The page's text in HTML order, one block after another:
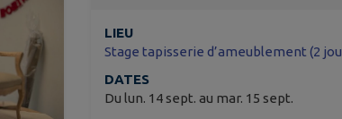
LIEU
Stage tapisserie d’ameublement (2
DATES
Du lun. 14 sept. au mar. 15 sept.